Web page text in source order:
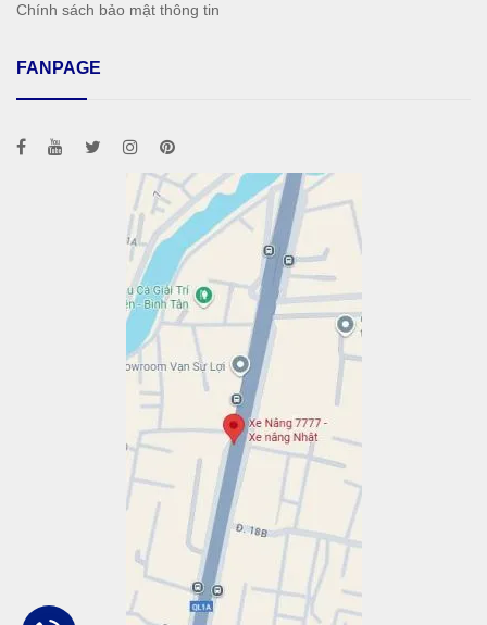
Chính sách bảo mật thông tin
FANPAGE